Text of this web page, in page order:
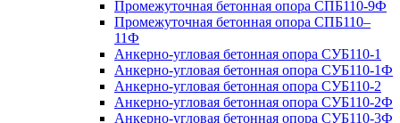
Промежуточная бетонная опора СПБ110-9Ф
Промежуточная бетонная опора СПБ110–
11Ф
Анкерно-угловая бетонная опора СУБ110-1
Анкерно-угловая бетонная опора СУБ110-1Ф
Анкерно-угловая бетонная опора СУБ110-2
Анкерно-угловая бетонная опора СУБ110-2Ф
Анкерно-угловая бетонная опора СУБ110-3Ф